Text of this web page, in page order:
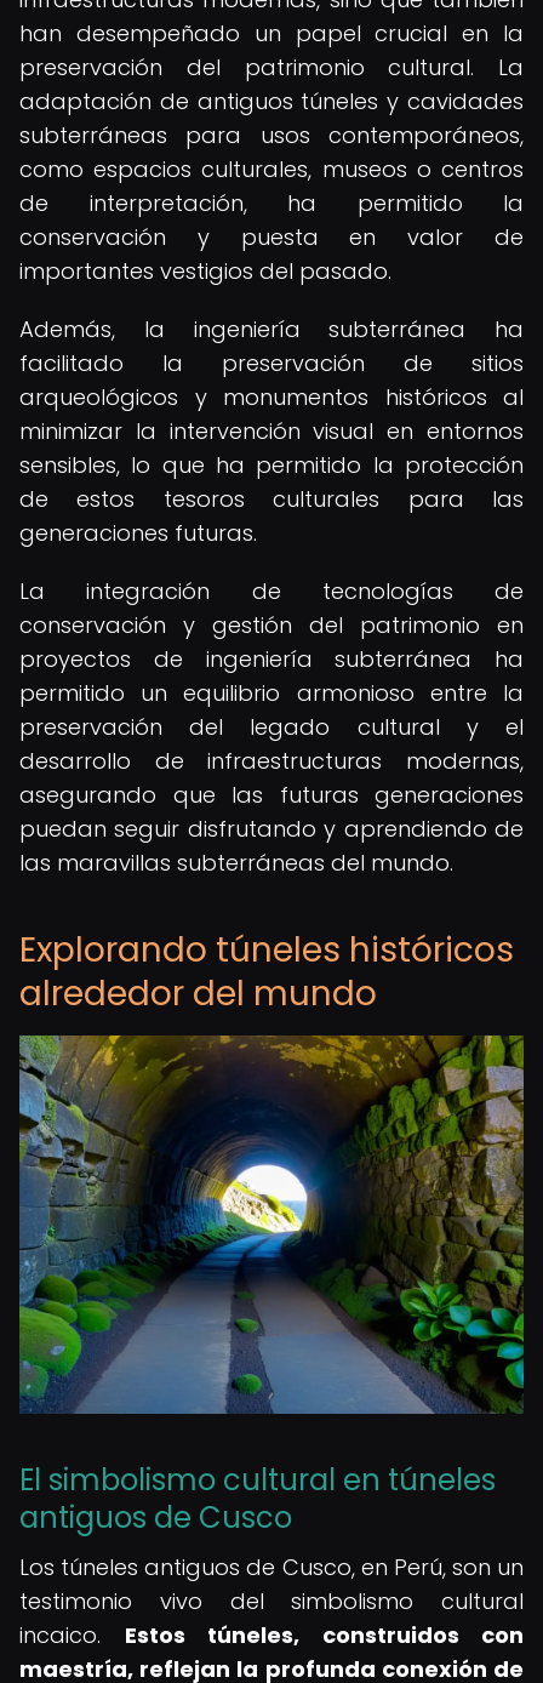
han desempeñado un papel crucial en la
preservación del patrimonio cultural. La
adaptación de antiguos túneles y cavidades
subterráneas para usos contemporáneos,
como espacios culturales, museos o centros
de interpretación, ha permitido la
conservación y puesta en valor de
importantes vestigios del pasado.
Además, la ingeniería subterránea ha
facilitado la preservación de sitios
arqueológicos y monumentos históricos al
minimizar la intervención visual en entornos
sensibles, lo que ha permitido la protección
de estos tesoros culturales para las
generaciones futuras.
La integración de tecnologías de
conservación y gestión del patrimonio en
proyectos de ingeniería subterránea ha
permitido un equilibrio armonioso entre la
preservación del legado cultural y el
desarrollo de infraestructuras modernas,
asegurando que las futuras generaciones
puedan seguir disfrutando y aprendiendo de
las maravillas subterráneas del mundo.
Explorando túneles históricos
alrededor del mundo
El simbolismo cultural en túneles
antiguos de Cusco
Los túneles antiguos de Cusco, en Perú, son un
testimonio vivo del simbolismo cultural
incaico. Estos túneles, construidos con
maestría, reflejan la profunda conexión de